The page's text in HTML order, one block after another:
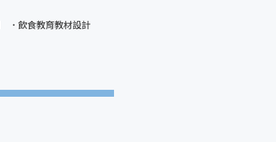
飲食教育教材設計